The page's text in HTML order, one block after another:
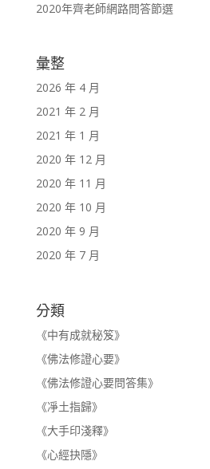
2020年齊老師網路問答節選
彙整
2026 年 4 月
2021 年 2 月
2021 年 1 月
2020 年 12 月
2020 年 11 月
2020 年 10 月
2020 年 9 月
2020 年 7 月
分類
《中有成就秘笈》
《佛法修證心要》
《佛法修證心要問答集》
《凈土指歸》
《大手印淺釋》
《心經抉隱》